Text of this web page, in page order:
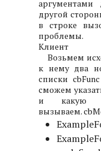
другой
в строке
проблемы.
Клиент
Возьмем
к нему два
списки
сможем
и какую
вызываем.